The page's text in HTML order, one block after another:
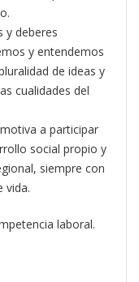
y deberes
y entendemos
de ideas y
cualidades del
motiva a participar
social propio y
siempre con
vida.
laboral.